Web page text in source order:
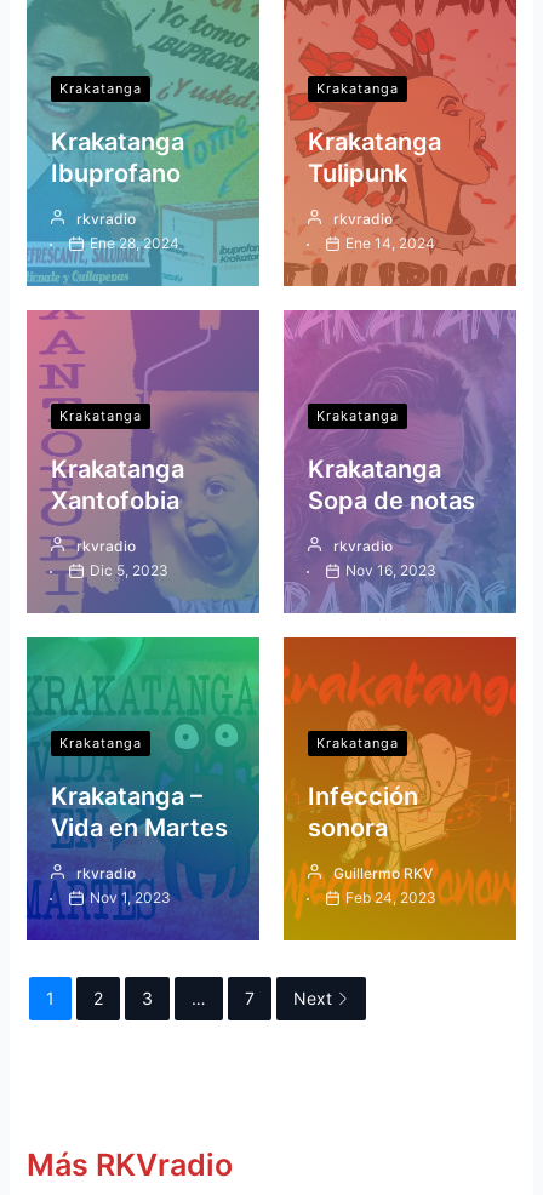
Krakatanga
Krakatanga
Ibuprofano
rkvradio
Ene 28, 2024
Krakatanga
Krakatanga
Tulipunk
rkvradio
Ene 14, 2024
Krakatanga
Krakatanga
Xantofobia
rkvradio
Dic 5, 2023
Krakatanga
Krakatanga
Sopa de notas
rkvradio
Nov 16, 2023
Krakatanga
Krakatanga –
Vida en Martes
rkvradio
Nov 1, 2023
Krakatanga
Infección
sonora
Guillermo RKV
Feb 24, 2023
1 2 3 … 7 Next
Más RKVradio